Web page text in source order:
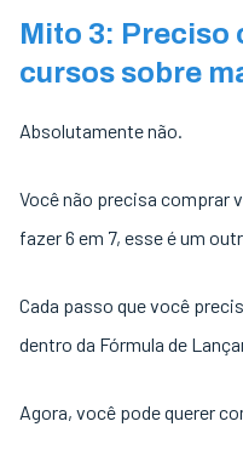
Mito 3: Preciso
cursos sobre
Absolutamente não.
Você não precisa comprar
fazer 6 em 7, esse é um
Cada passo que você
dentro da Fórmula de
Agora, você pode querer